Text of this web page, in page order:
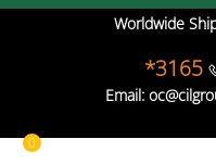
Worldwide
3165*
Email:
0